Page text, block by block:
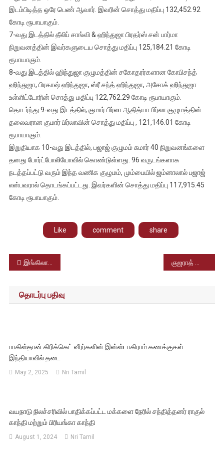
இடம்பிடித்த ஒரே பெண் ஆவார். இவரின் சொத்து மதிப்பு 132,452.92
கோடி ரூபாயாகும்.
7-வது இடத்தில் தீலிப் சாங்வி & ஹிந்துஜா பிரதர்ஸ் சன் பார்மா
நிறுவனத்தின் இவர்களுடைய சொத்து மதிப்பு 125,184.21 கோடி
ரூபாயாகும்.
8-வது இடத்தில் ஹிந்துஜா குழுமத்தின் சகோதரர்களான கோபிசந்த்
ஹிந்துஜா, பிரகாஷ் ஹிந்துஜா, ஸ்ரீ சந்த் ஹிந்துஜா, அசோக் ஹிந்துஜா
உள்ளிட்டோரின் சொத்து மதிப்பு 122,762.29 கோடி ரூபாயாகும்.
தொடர்ந்து 9-வது இடத்தில், குமார் பிர்லா ஆதித்யா பிர்லா குழுமத்தின்
தலைவரான குமார் பிர்லாவின் சொத்து மதிப்பு , 121,146.01 கோடி
ரூபாயாகும்.
இறுதியாக 10-வது இடத்தில், பஜாஜ் குழுமம் சுமார் 40 நிறுவனங்களை
தனது போர்ட்போலியோவில் கொண்டுள்ளது. 96 வருடங்களாக
நடத்தப்பட்டு வரும் இந்த வணிக குழுமம், மும்பையில் ஜம்னாலால் பஜாஜ்
என்பவரால் தொடங்கப்பட்டது. இவர்களின் சொத்து மதிப்பு 117,915.45
கோடி ரூபாயாகும்.
Like comment share
Post
navigation
இங்கிலாந்தில் வாரத்தில் 4 நாட்கள் வேலை திட்டத்தில் 100 நிறுவனங்கள் கையொப்பமிட்டுள்ளன
தொடர்பு பதிவு
பாகிஸ்தான் கிரிக்கெட் வீரர்களின் இன்ஸ்டாகிராம் கணக்குகள்
இந்தியாவில் தடை
May 2, 2025 Nri Tamil
வயநாடு நிலச்சரிவில் பாதிக்கப்பட்ட மக்களை நேரில் சந்தித்தனர் ராகுல்
காந்தி மற்றும் பிரியங்கா காந்தி
August 1, 2024 Nri Tamil